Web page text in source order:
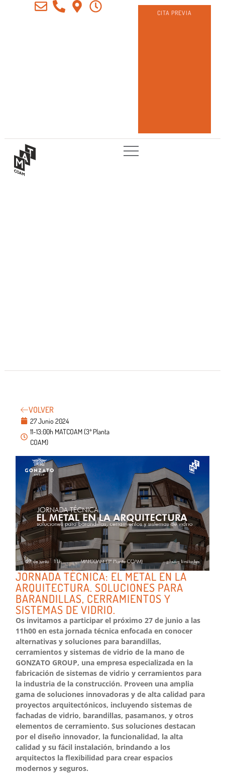
CITA PREVIA
VOLVER
27 Junio 2024
11-13:00h MATCOAM (3ª Planta
COAM)
JORNADA TÉCNICA: EL METAL EN LA
ARQUITECTURA. SOLUCIONES PARA
BARANDILLAS, CERRAMIENTOS Y
SISTEMAS DE VIDRIO.
Os invitamos a participar el próximo 27 de junio a las
11h00 en esta jornada técnica enfocada en conocer
alternativas y soluciones para barandillas,
cerramientos y sistemas de vidrio de la mano de
GONZATO GROUP, una empresa especializada en la
fabricación de sistemas de vidrio y cerramientos para
la industria de la construcción. Proveen una amplia
gama de soluciones innovadoras y de alta calidad para
proyectos arquitectónicos, incluyendo sistemas de
fachadas de vidrio, barandillas, pasamanos, y otros
elementos de cerramiento. Sus soluciones destacan
por el diseño innovador, la funcionalidad, la alta
calidad y su fácil instalación, brindando a los
arquitectos la flexibilidad para crear espacios
modernos y seguros.